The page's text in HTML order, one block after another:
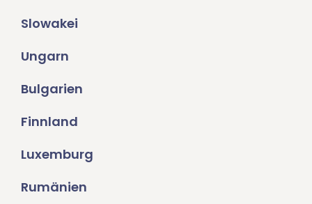
Slowakei
Ungarn
Bulgarien
Finnland
Luxemburg
Rumänien